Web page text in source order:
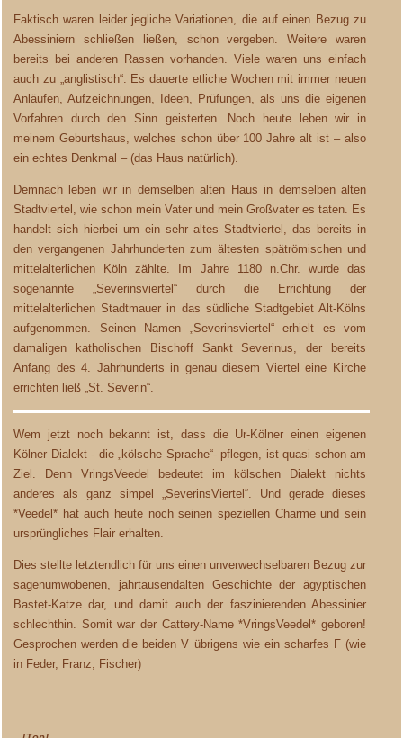
Faktisch waren leider jegliche Variationen, die auf einen Bezug zu
Abessiniern schließen ließen, schon vergeben. Weitere waren
bereits bei anderen Rassen vorhanden. Viele waren uns einfach
auch zu „anglistisch“. Es dauerte etliche Wochen mit immer neuen
Anläufen, Aufzeichnungen, Ideen, Prüfungen, als uns die eigenen
Vorfahren durch den Sinn geisterten. Noch heute leben wir in
meinem Geburtshaus, welches schon über 100 Jahre alt ist – also
ein echtes Denkmal – (das Haus natürlich).
Demnach leben wir in demselben alten Haus in demselben alten
Stadtviertel, wie schon mein Vater und mein Großvater es taten. Es
handelt sich hierbei um ein sehr altes Stadtviertel, das bereits in
den vergangenen Jahrhunderten zum ältesten spätrömischen und
mittelalterlichen Köln zählte. Im Jahre 1180 n.Chr. wurde das
sogenannte „Severinsviertel“ durch die Errichtung der
mittelalterlichen Stadtmauer in das südliche Stadtgebiet Alt-Kölns
aufgenommen. Seinen Namen „Severinsviertel“ erhielt es vom
damaligen katholischen Bischoff Sankt Severinus, der bereits
Anfang des 4. Jahrhunderts in genau diesem Viertel eine Kirche
errichten ließ „St. Severin“.
Wem jetzt noch bekannt ist, dass die Ur-Kölner einen eigenen
Kölner Dialekt - die „kölsche Sprache“- pflegen, ist quasi schon am
Ziel. Denn VringsVeedel bedeutet im kölschen Dialekt nichts
anderes als ganz simpel „SeverinsViertel“. Und gerade dieses
*Veedel* hat auch heute noch seinen speziellen Charme und sein
ursprüngliches Flair erhalten.
Dies stellte letztendlich für uns einen unverwechselbaren Bezug zur
sagenumwobenen, jahrtausendalten Geschichte der ägyptischen
Bastet-Katze dar, und damit auch der faszinierenden Abessinier
schlechthin. Somit war der Cattery-Name *VringsVeedel* geboren!
Gesprochen werden die beiden V übrigens wie ein scharfes F (wie
in Feder, Franz, Fischer)